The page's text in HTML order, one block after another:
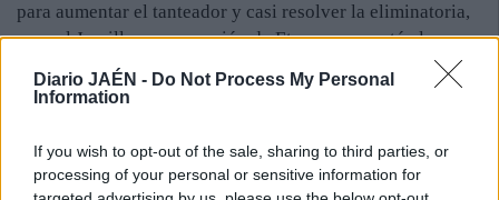
Diario JAÉN - Do Not Process My Personal
Information
If you wish to opt-out of the sale, sharing to third parties, or
processing of your personal or sensitive information for
para aumentar el tanteador y casi resolver la eliminatoria,
pero el Jumilla en una acción de Etamane empató el
partido. Demasiado premio para los méritos de uno y otro
conjunto, aunque con la igualada a uno se llegó al
resultó idéntica. Presión y ocasiones locales. Las salidas
de David Gámiz y Francis Ferrón fuero determinantes para